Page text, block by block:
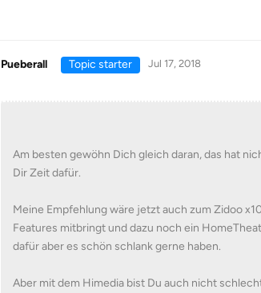
Pueberall Topic starter Jul 17, 2018
Am besten gewöhn Dich gleich daran, das hat
Dir Zeit dafür.
Meine Empfehlung wäre jetzt auch zum Zidoo
Features mitbringt und dazu noch ein
dafür aber es schön schlank gerne haben.
Aber mit dem Himedia bist Du auch nicht